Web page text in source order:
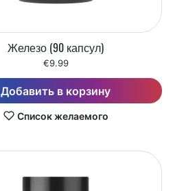
Железо (90 капсул)
€9.99
Добавить в корзину
Список желаемого